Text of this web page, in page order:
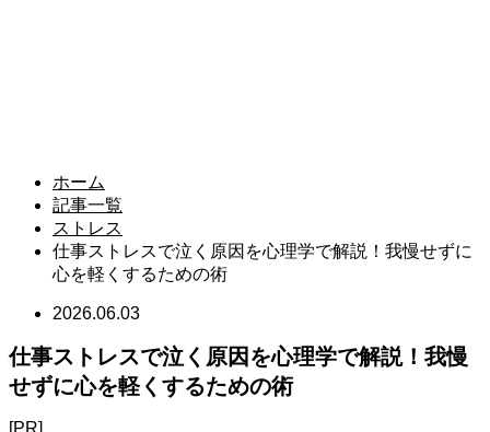
ホーム
記事一覧
ストレス
仕事ストレスで泣く原因を心理学で解説！我慢せずに
心を軽くするための術
2026.06.03
仕事ストレスで泣く原因を心理学で解説！我慢
せずに心を軽くするための術